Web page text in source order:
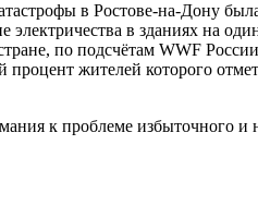
в Ростове-на-Дону
в зданиях на
по подсчётам WWF
жителей которого
к проблеме избыточного и